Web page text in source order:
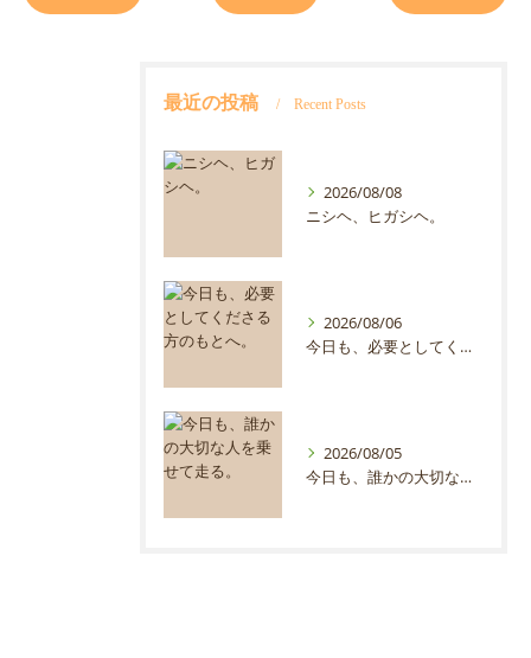
最近の投稿 Recent Posts
2026/08/08
ニシヘ、ヒガシヘ。
2026/08/06
今日も、必要としてくださる方のもとへ。
2026/08/05
今日も、誰かの大切な人を乗せて走る。